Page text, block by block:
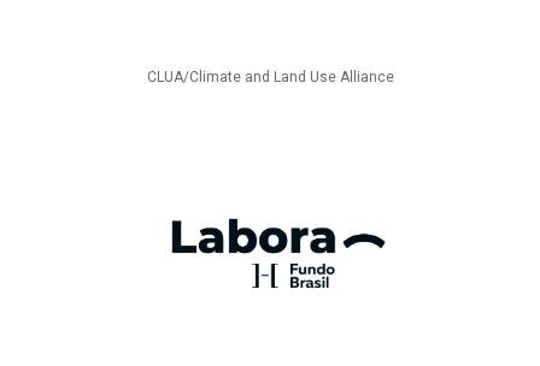
CLUA/Climate and Land Use Alliance